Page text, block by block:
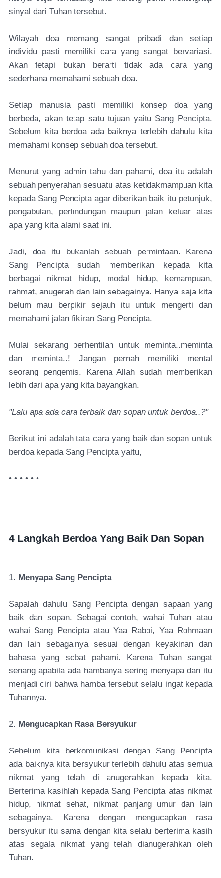
sinyal dari Tuhan tersebut.
Wilayah doa memang sangat pribadi dan setiap
individu pasti memiliki cara yang sangat bervariasi.
Akan tetapi bukan berarti tidak ada cara yang
sederhana memahami sebuah doa.
Setiap manusia pasti memiliki konsep doa yang
berbeda, akan tetap satu tujuan yaitu Sang Pencipta.
Sebelum kita berdoa ada baiknya terlebih dahulu kita
memahami konsep sebuah doa tersebut.
Menurut yang admin tahu dan pahami, doa itu adalah
sebuah penyerahan sesuatu atas ketidakmampuan kita
kepada Sang Pencipta agar diberikan baik itu petunjuk,
pengabulan, perlindungan maupun jalan keluar atas
apa yang kita alami saat ini.
Jadi, doa itu bukanlah sebuah permintaan. Karena
Sang Pencipta sudah memberikan kepada kita
berbagai nikmat hidup, modal hidup, kemampuan,
rahmat, anugerah dan lain sebagainya. Hanya saja kita
belum mau berpikir sejauh itu untuk mengerti dan
memahami jalan fikiran Sang Pencipta.
Mulai sekarang berhentilah untuk meminta..meminta
dan meminta..! Jangan pernah memiliki mental
seorang pengemis. Karena Allah sudah memberikan
lebih dari apa yang kita bayangkan.
"Lalu apa ada cara terbaik dan sopan untuk berdoa..?"
Berikut ini adalah tata cara yang baik dan sopan untuk
berdoa kepada Sang Pencipta yaitu,
• • • • • •
4 Langkah Berdoa Yang Baik Dan Sopan
1. Menyapa Sang Pencipta
Sapalah dahulu Sang Pencipta dengan sapaan yang
baik dan sopan. Sebagai contoh, wahai Tuhan atau
wahai Sang Pencipta atau Yaa Rabbi, Yaa Rohmaan
dan lain sebagainya sesuai dengan keyakinan dan
bahasa yang sobat pahami. Karena Tuhan sangat
senang apabila ada hambanya sering menyapa dan itu
menjadi ciri bahwa hamba tersebut selalu ingat kepada
Tuhannya.
2. Mengucapkan Rasa Bersyukur
Sebelum kita berkomunikasi dengan Sang Pencipta
ada baiknya kita bersyukur terlebih dahulu atas semua
nikmat yang telah di anugerahkan kepada kita.
Berterima kasihlah kepada Sang Pencipta atas nikmat
hidup, nikmat sehat, nikmat panjang umur dan lain
sebagainya. Karena dengan mengucapkan rasa
bersyukur itu sama dengan kita selalu berterima kasih
atas segala nikmat yang telah dianugerahkan oleh
Tuhan.